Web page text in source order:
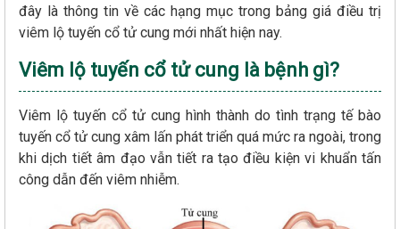
đây là thông tin về các hạng mục trong bảng giá điều trị
viêm lộ tuyến cổ tử cung mới nhất hiện nay.
Viêm lộ tuyến cổ tử cung là bệnh gì?
Viêm lộ tuyến cổ tử cung hình thành do tình trạng tế bào
tuyến cổ tử cung xâm lấn phát triển quá mức ra ngoài, trong
khi dịch tiết âm đạo vẫn tiết ra tạo điều kiện vi khuẩn tấn
công dẫn đến viêm nhiễm.